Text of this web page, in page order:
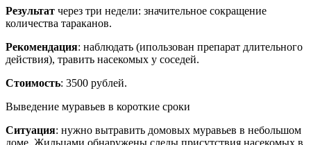
Результат через три недели: значительное сокращение
количества тараканов.
Рекомендация: наблюдать (ипользован препарат длительного
действия), травить насекомых у соседей.
Стоимость: 3500 рублей.
Выведение муравьев в короткие сроки
Ситуация: нужно вытравить домовых муравьев в небольшом
доме. Жильцами обнаружены следы присутствия насекомых в